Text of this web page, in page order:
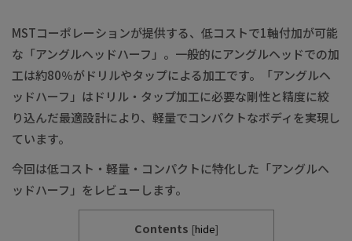
MSTコーポレーションが提供する、低コストで1軸付加が可能
な「アングルヘッドハーフ」。一般的にアングルヘッドでの加
工は約80％がドリルやタップによる加工です。「アングルヘ
ッドハーフ」はドリル・タップ加工に必要な剛性と精度に絞
り込んだ最適設計により、軽量でコンパクトなボディを実現し
ています。
今回は低コスト・軽量・コンパクトに特化した「アングルヘ
ッドハーフ」をレビューします。
Contents [hide]